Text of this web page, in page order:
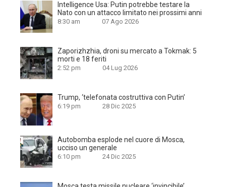
Intelligence Usa: Putin potrebbe testare la
Nato con un attacco limitato nei prossimi anni
8:30 am 07 Ago 2026
Zaporizhzhia, droni su mercato a Tokmak: 5
morti e 18 feriti
2:52 pm 04 Lug 2026
Trump, ‘telefonata costruttiva con Putin’
6:19 pm 28 Dic 2025
Autobomba esplode nel cuore di Mosca,
ucciso un generale
6:10 pm 24 Dic 2025